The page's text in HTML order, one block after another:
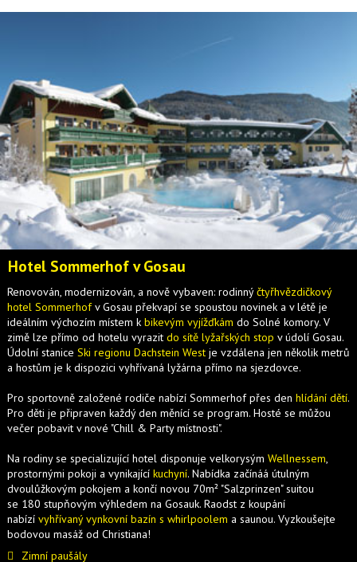
Hotel Sommerhof v Gosau
Renovován, modernizován, a nově vybaven: rodinnýčtyřhvězdičkový
hotel Sommerhofv Gosau překvapí se spoustou novinek a v létě je
ideálním výchozím místem k bikevým vyjížďkám do Solné komory. V
zimě lze přímo od hotelu vyrazit do sítě lyžařských stop v údolí Gosau.
Údolní stanice Ski regionu Dachstein West je vzdálena jen několik metrů
a hostům je k dispozici vyhřívaná lyžárna přímo na sjezdovce.
Pro sportovně založené rodiče nabízí Sommerhof přes den hlídání dětí.
Pro děti je připraven každý den měnící se program. Hosté se můžou
večer pobavit v nové "Chill & Party místnosti".
Na rodiny se specializující hotel disponuje velkorysým Wellnessem,
prostornými pokoji a vynikající kuchyní. Nabídka začínáá útulným
dvoulůžkovým pokojem a končí novou 70m² "Salzprinzen" suitou
se 180 stupňovým výhledem na Gosauk. Raodst z koupání
nabízí vyhřívaný vynkovní bazín s whirlpoolem a saunou. Vyzkoušejte
bodovou masáž od Christiana!
Zimní paušály